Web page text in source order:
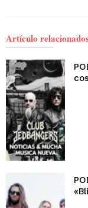
Artículo